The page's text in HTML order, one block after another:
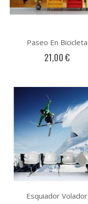
Paseo En Bicicleta
21,00 €
Esquiador Volador